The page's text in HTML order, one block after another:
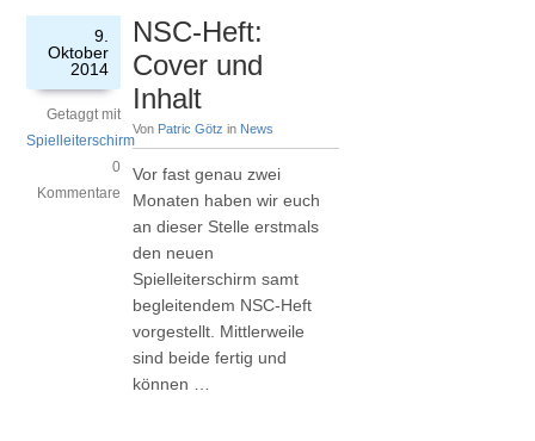
9.
Oktober
2014
Getaggt mit
Spielleiterschirm
0
Kommentare
NSC-Heft:
Cover und
Inhalt
Von Patric Götz in News
Vor fast genau zwei
Monaten haben wir euch
an dieser Stelle erstmals
den neuen
Spielleiterschirm samt
begleitendem NSC-Heft
vorgestellt. Mittlerweile
sind beide fertig und
können …